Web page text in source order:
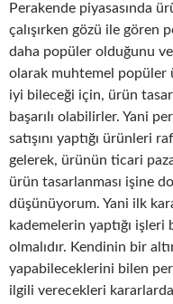
Perakende piyasasında
çalışırken gözü ile gören
daha popüler olduğunu
olarak muhtemel
iyi bileceği için, ürün
başarılı olabilirler. Yani
satışını yaptığı ürünleri
gelerek, ürünün ticari
ürün tasarlanması işine
düşünüyorum. Yani ilk
kademelerin yaptığı
olmalıdır. Kendinin bir
yapabileceklerini bilen
ilgili verecekleri